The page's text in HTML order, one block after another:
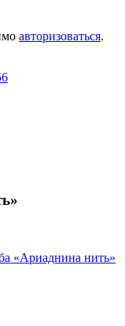
авторизоваться.
«Ариаднина нить»